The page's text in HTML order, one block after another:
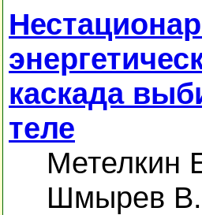
каскада
теле
Метелкин
Шмырев